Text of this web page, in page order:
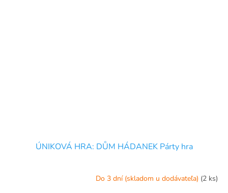
ÚNIKOVÁ HRA: DŮM HÁDANEK Párty hra
Do 3 dní (skladom u dodávateľa) (2 ks)